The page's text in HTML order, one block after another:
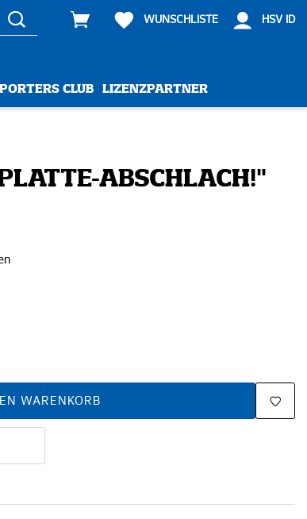
WUNSCHLISTE HSV ID
CLUB LIZENZPARTNER
ABSCHLACH!"
WARENKORB